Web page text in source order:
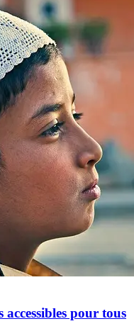
accessibles pour tous